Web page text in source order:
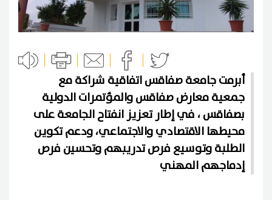
أبرمت جامعة صفاقس اتفاقية شراكة مع
جمعية معارض صفاقس والمؤتمرات الدولية
بصفاقس ، في إطار تعزيز انفتاح الجامعة على
محيطها الاقتصادي والاجتماعي، ودعم تكوين
الطلبة وتوسيع فرص تدريبهم وتحسين فرص
إدماجهم المهني